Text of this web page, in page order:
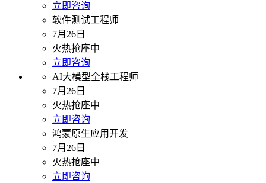
立即咨询
软件测试工程师
7月26日
火热抢座中
立即咨询
AI大模型全栈工程师
7月26日
火热抢座中
立即咨询
鸿蒙原生应用开发
7月26日
火热抢座中
立即咨询